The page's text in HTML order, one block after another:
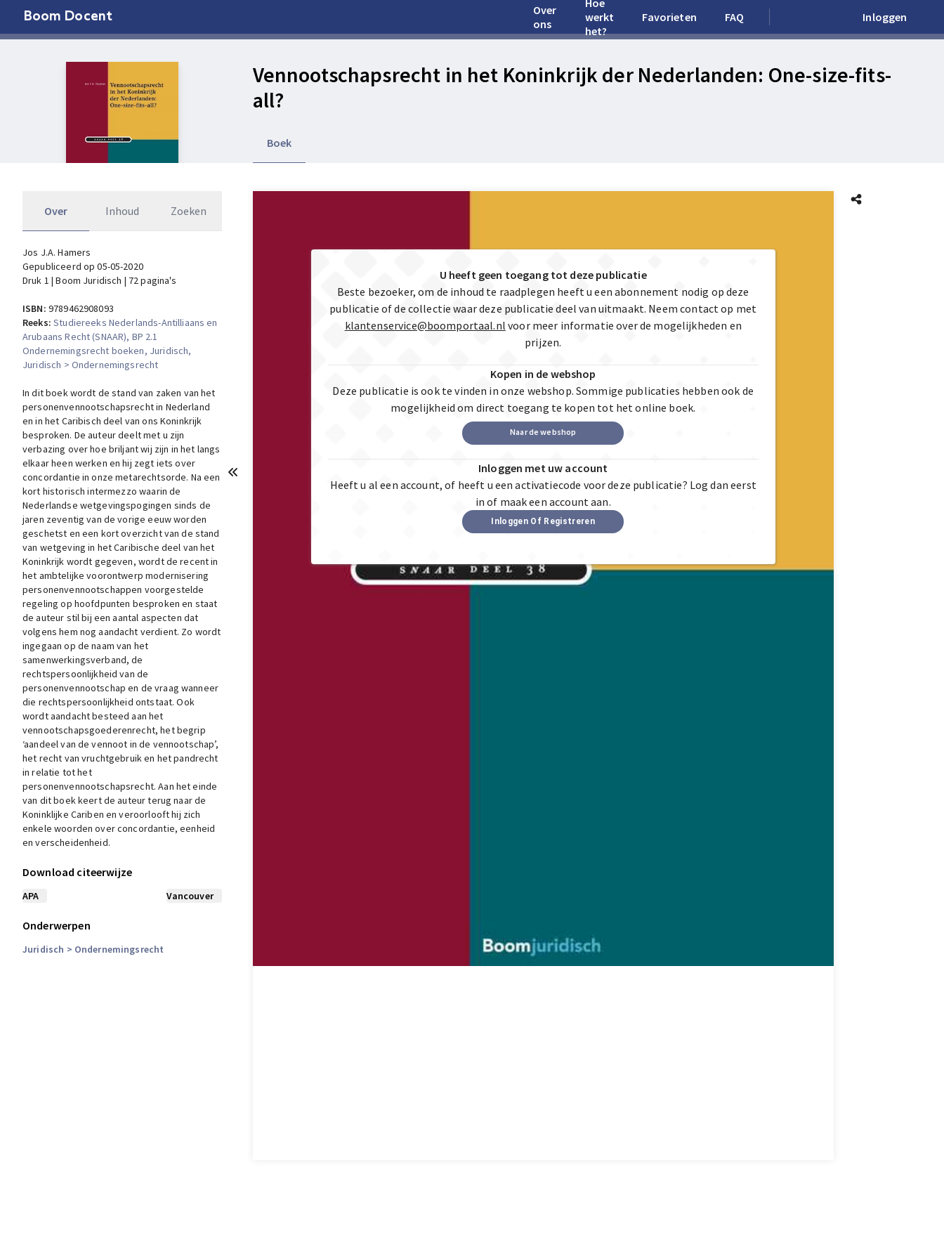
Boom Docent
Over
ons
Hoe
werkt
het?
Favorieten FAQ Inloggen
Vennootschapsrecht in het Koninkrijk der Nederlanden: One-size-fits-
all?
Boek
Over Inhoud Zoeken
Jos J.A. Hamers
Gepubliceerd op 05-05-2020
Druk 1 | Boom Juridisch | 72 pagina's
ISBN: 9789462908093
Reeks:Studiereeks Nederlands-Antilliaans en
Arubaans Recht (SNAAR), BP 2.1
Ondernemingsrecht boeken, Juridisch,
Juridisch > Ondernemingsrecht
In dit boek wordt de stand van zaken van het
personenvennootschapsrecht in Nederland
en in het Caribisch deel van ons Koninkrijk
besproken. De auteur deelt met u zijn
verbazing over hoe briljant wij zijn in het langs
elkaar heen werken en hij zegt iets over
concordantie in onze metarechtsorde. Na een
kort historisch intermezzo waarin de
Nederlandse wetgevingspogingen sinds de
jaren zeventig van de vorige eeuw worden
geschetst en een kort overzicht van de stand
van wetgeving in het Caribische deel van het
Koninkrijk wordt gegeven, wordt de recent in
het ambtelijke voorontwerp modernisering
personenvennootschappen voorgestelde
regeling op hoofdpunten besproken en staat
de auteur stil bij een aantal aspecten dat
volgens hem nog aandacht verdient. Zo wordt
ingegaan op de naam van het
samenwerkingsverband, de
rechtspersoonlijkheid van de
personenvennootschap en de vraag wanneer
die rechtspersoonlijkheid ontstaat. Ook
wordt aandacht besteed aan het
vennootschapsgoederenrecht, het begrip
‘aandeel van de vennoot in de vennootschap’,
het recht van vruchtgebruik en het pandrecht
in relatie tot het
personenvennootschapsrecht. Aan het einde
van dit boek keert de auteur terug naar de
Koninklijke Cariben en veroorlooft hij zich
enkele woorden over concordantie, eenheid
en verscheidenheid.
Download citeerwijze
APA Vancouver
Onderwerpen
Juridisch > Ondernemingsrecht
U heeft geen toegang tot deze publicatie
Beste bezoeker, om de inhoud te raadplegen heeft u een abonnement nodig op deze
publicatie of de collectie waar deze publicatie deel van uitmaakt. Neem contact op met
klantenservice@boomportaal.nl voor meer informatie over de mogelijkheden en
prijzen.
Kopen in de webshop
Deze publicatie is ook te vinden in onze webshop. Sommige publicaties hebben ook de
mogelijkheid om direct toegang te kopen tot het online boek.
Naar de webshop
Inloggen met uw account
Heeft u al een account, of heeft u een activatiecode voor deze publicatie? Log dan eerst
in of maak een account aan.
Inloggen Of Registreren